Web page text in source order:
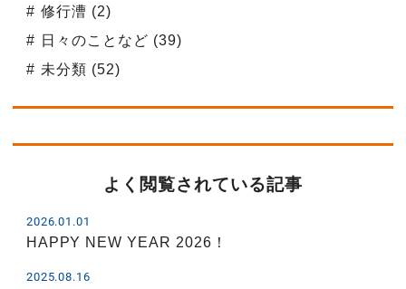
修行漕 (2)
日々のことなど (39)
未分類 (52)
よく閲覧されている記事
2026.01.01
HAPPY NEW YEAR 2026！
2025.08.16